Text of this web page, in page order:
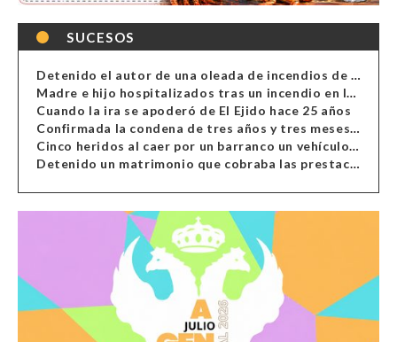
SUCESOS
Detenido el autor de una oleada de incendios de contenedores en Almería
Madre e hijo hospitalizados tras un incendio en la cocina de una vivienda en Almería
Cuando la ira se apoderó de El Ejido hace 25 años
Confirmada la condena de tres años y tres meses al hombre de Antas acusado de xenofobia
Cinco heridos al caer por un barranco un vehículo en Alcolea
Detenido un matrimonio que cobraba las prestaciones de ilegales en Almería, Granada, Málaga, Huelva y Murcia